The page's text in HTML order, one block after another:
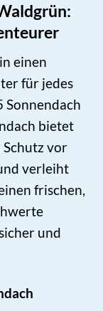
einen
für jedes
Sonnendach
bietet
vor
verleiht
frischen,
und